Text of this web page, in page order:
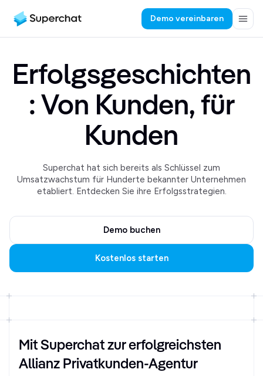
Demo vereinbaren
Erfolgsgeschichten
: Von Kunden, für
Kunden
Superchat hat sich bereits als Schlüssel zum
Umsatzwachstum für Hunderte bekannter Unternehmen
etabliert. Entdecken Sie ihre Erfolgsstrategien.
Demo buchen
Kostenlos starten
Mit Superchat zur erfolgreichsten
Allianz Privatkunden-Agentur